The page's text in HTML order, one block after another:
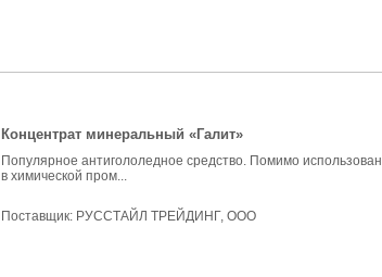
Концентрат минеральный «Галит»
Популярное антигололедное средство. Помимо
в химической пром...
Поставщик: РУССТАЙЛ ТРЕЙДИНГ, ООО